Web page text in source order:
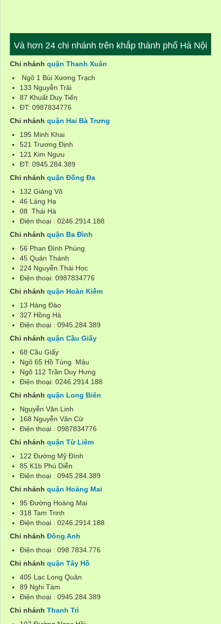
Và hơn 24 chi nhánh trên khắp thành phố Hà Nội
Chi nhánh quận Thanh Xuân
Ngõ 1 Bùi Xương Trạch
133 Nguyễn Trãi
87 Khuất Duy Tiến
ĐT: 0987834776
Chi nhánh quận Hai Bà Trưng
195 Minh Khai
521 Trương Định
121 Kim Ngưu
ĐT: 0945.284.389
Chi nhánh quận Đống Đa
132 Giảng Võ
46 Láng Hạ
08 Thái Hà
Điện thoại : 0246.2914.188
Chi nhánh quận Ba Đình
56 Phan Đình Phùng
45 Quán Thánh
224 Nguyễn Thái Học
Điện thoại: 0987834776
Chi nhánh quận Hoàn Kiếm
13 Hàng Đào
327 Hồng Hà
Điện thoại : 0945.284.389
Chi nhánh quận Cầu Giấy
68 Cầu Giấy
Ngõ 65 Hồ Tùng Mậu
Ngõ 112 Trần Duy Hưng
Điện thoại: 0246.2914.188
Chi nhánh quận Long Biên
Nguyễn Văn Linh
168 Nguyễn Văn Cừ
Điện thoại : 0987834776
Chi nhánh quận Từ Liêm
122 Đường Mỹ Đình
85 K1b Phú Diễn
Điện thoại : 0945.284.389
Chi nhánh quận Hoàng Mai
95 Đường Hoàng Mai
318 Tam Trinh
Điện thoại : 0246.2914.188
Chi nhánh Đông Anh
Điện thoại : 098.7834.776
Chi nhánh quận Tây Hồ
405 Lạc Long Quân
89 Nghi Tàm
Điện thoại : 0945.284.389
Chi nhánh Thanh Trì